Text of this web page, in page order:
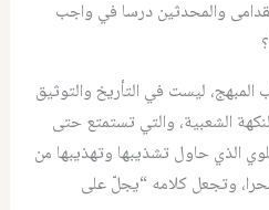
والمحدثين درسا في واجب
المبهج، ليست في التأريخ والتوثيق
الشعبية، والتي تستمتع حتى
الذي حاول تشذيبها وتهذيبها من
وتجعل كلامه “يجلّ على